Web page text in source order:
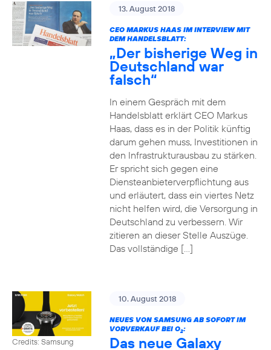
13. August 2018
CEO MARKUS HAAS IM INTERVIEW MIT
DEM HANDELSBLATT:
„Der bisherige Weg in
Deutschland war
falsch“
In einem Gespräch mit dem
Handelsblatt erklärt CEO Markus
Haas, dass es in der Politik künftig
darum gehen muss, Investitionen in
den Infrastrukturausbau zu stärken.
Er spricht sich gegen eine
Diensteanbieterverpflichtung aus
und erläutert, dass ein viertes Netz
nicht helfen wird, die Versorgung in
Deutschland zu verbessern. Wir
zitieren an dieser Stelle Auszüge.
Das vollständige […]
Credits: Samsung
10. August 2018
NEUES VON SAMSUNG AB SOFORT IM
VORVERKAUF BEI O2:
Das neue Galaxy